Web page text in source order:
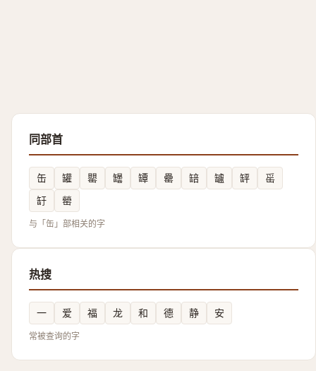
同部首
缶 罐 罌 罎 罈 罍 䍌 罏 䍈
䍃
䍂
罃
与「缶」部相关的字
热搜
一 爱 福 龙 和 德 静 安
常被查询的字